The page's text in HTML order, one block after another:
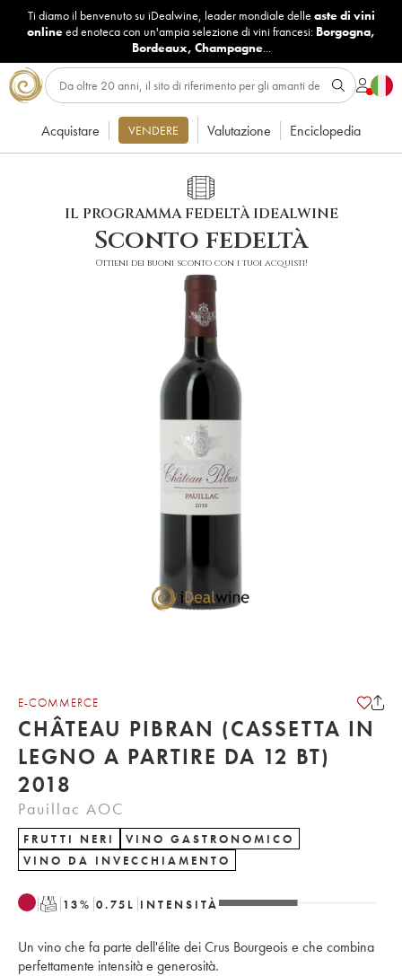
Ti diamo il benvenuto su iDealwine, leader mondiale delle aste di vini
onlineed enoteca con un'ampia selezione di vini francesi: Borgogna,
Bordeaux, Champagne...
Acquistare VENDERE Valutazione Enciclopedia
IL PROGRAMMA FEDELTÀ IDEALWINE
Sconto fedeltà
Ottieni dei buoni sconto con i tuoi acquisti!
E-COMMERCE
CHÂTEAU PIBRAN (CASSETTA IN
LEGNO A PARTIRE DA 12 BT)
2018
Pauillac AOC
FRUTTI NERI
VINO GASTRONOMICO
VINO DA INVECCHIAMENTO
T 13% 0.75 L INTENSITÀ
Un vino che fa parte dell'élite dei Crus Bourgeois e che combina
perfettamente intensità e generosità.